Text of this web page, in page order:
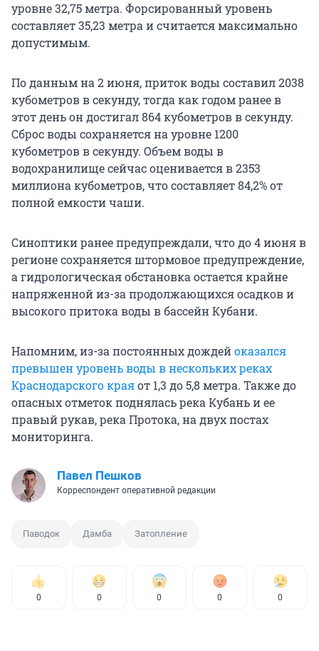
уровне 32,75 метра. Форсированный уровень
составляет 35,23 метра и считается максимально
допустимым.
По данным на 2 июня, приток воды составил 2038
кубометров в секунду, тогда как годом ранее в
этот день он достигал 864 кубометров в секунду.
Сброс воды сохраняется на уровне 1200
кубометров в секунду. Объем воды в
водохранилище сейчас оценивается в 2353
миллиона кубометров, что составляет 84,2% от
полной емкости чаши.
Синоптики ранее предупреждали, что до 4 июня в
регионе сохраняется штормовое предупреждение,
а гидрологическая обстановка остается крайне
напряженной из-за продолжающихся осадков и
высокого притока воды в бассейн Кубани.
Напомним, из-за постоянных дождейоказался
превышен уровень воды в нескольких реках
Краснодарского краяот 1,3 до 5,8 метра. Также до
опасных отметок поднялась река Кубань и ее
правый рукав, река Протока, на двух постах
мониторинга.
Павел Пешков
Корреспондент оперативной редакции
Паводок Дамба Затопление
0 0 0 0 0